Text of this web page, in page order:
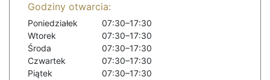
Godziny otwarcia:
Poniedziałek
07:30–17:30
Wtorek
07:30–17:30
Środa
07:30–17:30
Czwartek
07:30–17:30
Piątek
07:30–17:30